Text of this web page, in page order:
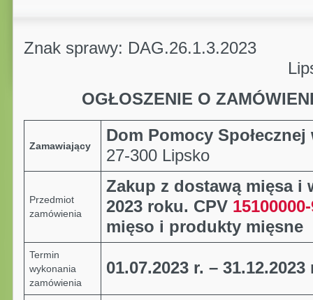
Znak sprawy: DAG.26.1.3.2023
Lipsko, dnia
OGŁOSZENIE O
Zamawiający
Dom Pomocy
27-300 Lipsko
Przedmiot
zamówienia
Zakup z dostawą mięsa i
2023 roku. CPV
mięso i produkty mięsne
Termin
wykonania
zamówienia
01.07.2023 r. – 31.12.2023